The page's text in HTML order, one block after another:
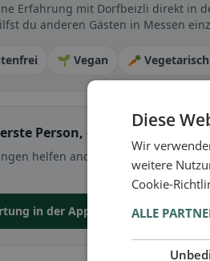
Erfahrung mit Dorfbeizli direkt in
du anderen Gästen in Messen
🌱 Vegan 🥕 Vegetarisch
Person, die ihre Erfahrung
helfen anderen bei der
in der App abgeben
Diese
Wir
weitere
Cookie-
ALLE